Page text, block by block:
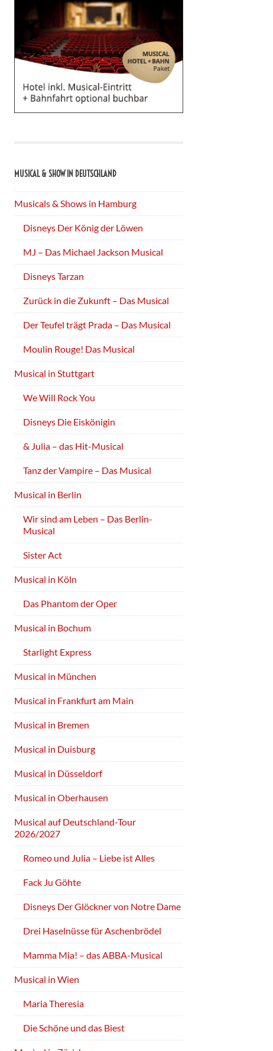
MUSICAL & SHOW IN DEUTSCHLAND
Musicals & Shows in Hamburg
Disneys Der König der Löwen
MJ – Das Michael Jackson Musical
Disneys Tarzan
Zurück in die Zukunft – Das Musical
Der Teufel trägt Prada – Das Musical
Moulin Rouge! Das Musical
Musical in Stuttgart
We Will Rock You
Disneys Die Eiskönigin
& Julia – das Hit-Musical
Tanz der Vampire – Das Musical
Musical in Berlin
Wir sind am Leben – Das Berlin-
Musical
Sister Act
Musical in Köln
Das Phantom der Oper
Musical in Bochum
Starlight Express
Musical in München
Musical in Frankfurt am Main
Musical in Bremen
Musical in Duisburg
Musical in Düsseldorf
Musical in Oberhausen
Musical auf Deutschland-Tour
2026/2027
Romeo und Julia – Liebe ist Alles
Fack Ju Göhte
Disneys Der Glöckner von Notre Dame
Drei Haselnüsse für Aschenbrödel
Mamma Mia! – das ABBA-Musical
Musical in Wien
Maria Theresia
Die Schöne und das Biest